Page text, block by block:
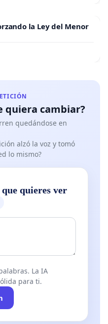
la Ley del Menor
quiera cambiar?
quedándose en
alzó la voz y tomó
lo mismo?
quieres ver
La IA
para ti.